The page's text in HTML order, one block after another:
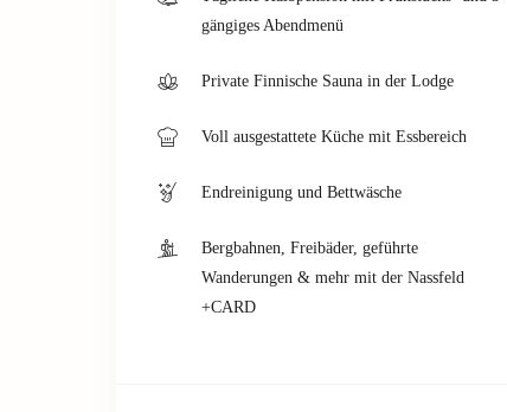
gängiges Abendmenü
Private Finnische Sauna in der Lodge
Voll ausgestattete Küche mit Essbereich
Endreinigung und Bettwäsche
Bergbahnen, Freibäder, geführte
Wanderungen & mehr mit der Nassfeld
+CARD